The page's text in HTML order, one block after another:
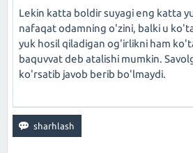
Lekin katta boldir suyagi eng katta
nafaqat odamning o'zini, balki u
yuk hosil qiladigan og'irlikni ham
baquvvat deb atalishi mumkin.
ko'rsatib javob berib bo'lmaydi.